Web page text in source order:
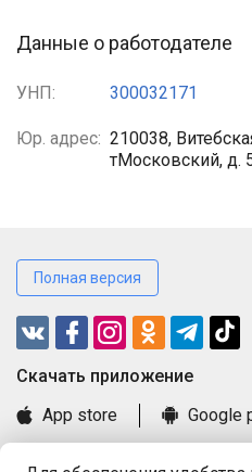
Данные о работодателе
УНП: 300032171
Юр. адрес: 210038,
тМосковский, д.
Полная версия
Cкачать приложение
App store
Google